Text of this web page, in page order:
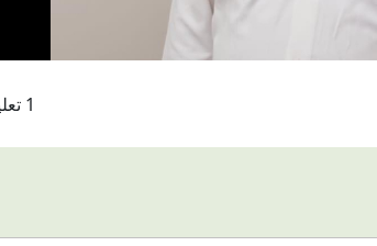
1 تعليقات